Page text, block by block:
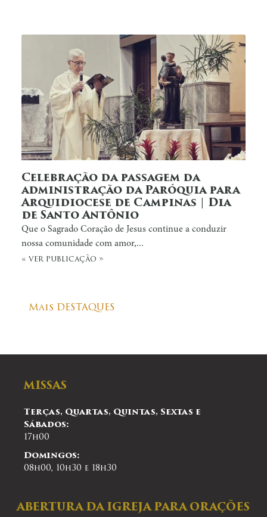
Celebração da passagem da
administração da Paróquia para
Arquidiocese de Campinas | Dia
de Santo Antônio
Que o Sagrado Coração de Jesus continue a conduzir
nossa comunidade com amor,...
« ver publicação »
Mais DESTAQUES
MISSAS
Terças, Quartas, Quintas, Sextas e
Sábados:
17h00
Domingos:
08h00, 10h30 e 18h30
ABERTURA DA IGREJA PARA ORAÇÕES